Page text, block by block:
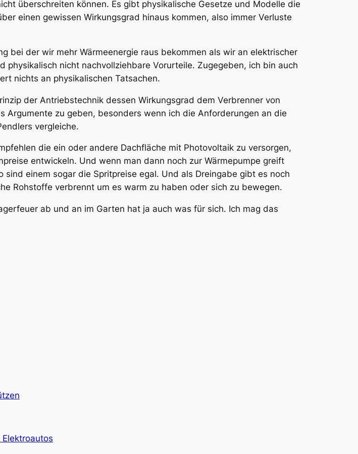
überschreiten können. Es gibt physikalische Gesetze und Modelle die
einen gewissen Wirkungsgrad hinaus kommen, also immer Verluste
bei der wir mehr Wärmeenergie raus bekommen als wir an elektrischer
nicht nachvollziehbare Vorurteile. Zugegeben, ich bin auch
nichts an physikalischen Tatsachen.
der Antriebstechnik dessen Wirkungsgrad dem Verbrenner von
Argumente zu geben, besonders wenn ich die Anforderungen an die
vergleiche.
die ein oder andere Dachfläche mit Photovoltaik zu versorgen,
entwickeln. Und wenn man dann noch zur Wärmepumpe greift
einem sogar die Spritpreise egal. Und als Dreingabe gibt es noch
Rohstoffe verbrennt um es warm zu haben oder sich zu bewegen.
ab und an im Garten hat ja auch was für sich. Ich mag das